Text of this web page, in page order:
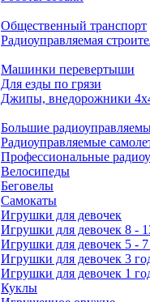
Общественный транспорт
Радиоуправляемая
Машинки перевертыши
Для езды по грязи
Джипы, внедорожники
Большие
Радиоуправляемые
Профессиональные
Велосипеды
Беговелы
Самокаты
Игрушки для девочек
Игрушки для девочек 8 -
Игрушки для девочек 5 - 7
Игрушки для девочек 3
Игрушки для девочек 1
Куклы